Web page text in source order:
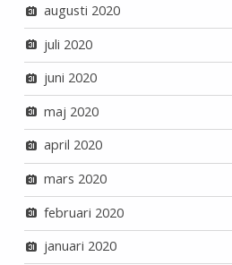
augusti 2020
juli 2020
juni 2020
maj 2020
april 2020
mars 2020
februari 2020
januari 2020